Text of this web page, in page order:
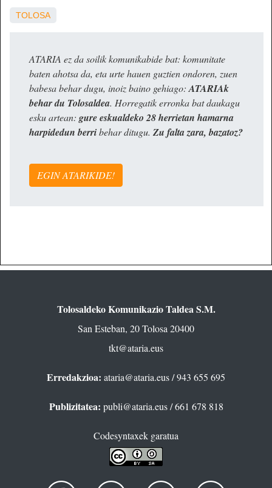
TOLOSA
ATARIA ez da soilik komunikabide bat: komunitate
baten ahotsa da, eta urte hauen guztien ondoren, zuen
babesa behar dugu, inoiz baino gehiago:ATARIAk
behar du Tolosaldea. Horregatik erronka bat daukagu
esku artean: gure eskualdeko 28 herrietan hamarna
harpidedun berribehar ditugu. Zu falta zara, bazatoz?
EGIN ATARIKIDE!
Tolosaldeko Komunikazio Taldea S.M.
San Esteban, 20 Tolosa 20400
tkt@ataria.eus
Erredakzioa: ataria@ataria.eus/ 943 655 695
Publizitatea: publi@ataria.eus/ 661 678 818
Codesyntaxek garatua